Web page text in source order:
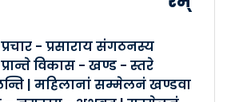
खण्डवा- नगर-सम्मेलनम् २१ /०३/�..
Posted By :- Malva
Posted Date :- 24-03-2021
- प्रसाराय संगठनस्य
विकास - खण्ड - स्तरे
| महिलानां सम्मेलनं खण्डवा